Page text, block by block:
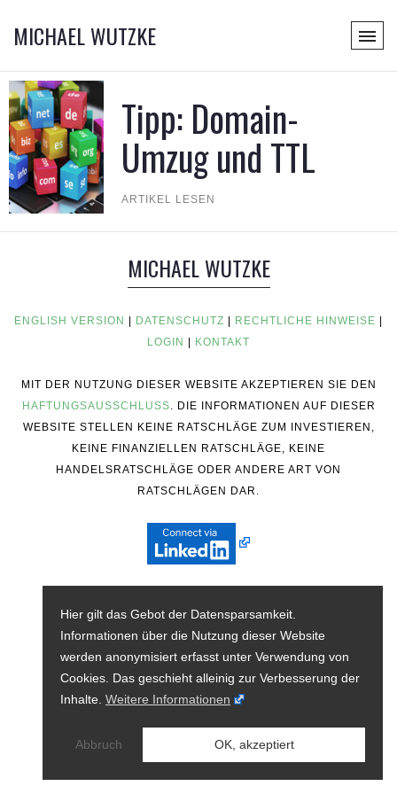
MICHAEL WUTZKE
Tipp: Domain-
Umzug und TTL
ARTIKEL LESEN
MICHAEL WUTZKE
ENGLISH VERSION DATENSCHUTZ RECHTLICHE HINWEISE
LOGIN
KONTAKT
MIT DER NUTZUNG DIESER WEBSITE AKZEPTIEREN SIE DEN
HAFTUNGSAUSSCHLUSS. DIE INFORMATIONEN AUF DIESER
WEBSITE STELLEN KEINE RATSCHLÄGE ZUM INVESTIEREN,
KEINE FINANZIELLEN RATSCHLÄGE, KEINE
HANDELSRATSCHLÄGE ODER ANDERE ART VON
RATSCHLÄGEN DAR.
Hier gilt das Gebot der Datensparsamkeit.
Informationen über die Nutzung dieser Website
werden anonymisiert erfasst unter Verwendung von
Cookies. Das geschieht alleinig zur Verbesserung der
Inhalte. Weitere Informationen
Abbruch OK, akzeptiert